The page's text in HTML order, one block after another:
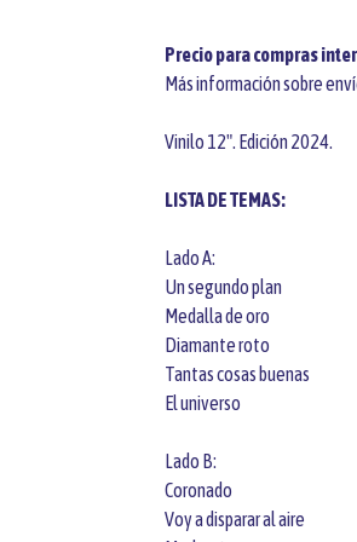
Precio para compras
Más información sobre
Vinilo 12". Edición 2024.
LISTA DE TEMAS:
Lado A:
Un segundo plan
Medalla de oro
Diamante roto
Tantas cosas buenas
El universo
Lado B:
Coronado
Voy a disparar al aire